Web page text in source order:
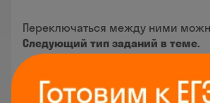
Переключаться между ними
Следующий тип заданий в теме.